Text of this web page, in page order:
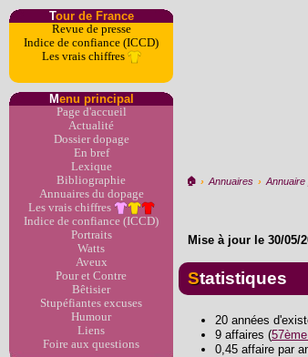
Tour de France
Revue de presse
Indice de confiance (ICCD)
Les vrais chiffres
Menu principal
Page d'accueil
Actualité
Dossier dopage
En bref
Lexique
Bibliographie
Annuaires du dopage
Les vrais chiffres
Indice de confiance (ICCD)
Portraits
Watts
Aveux
Pour et Contre
Bêtisier
Stupéfiantes excuses
Humour
Liens
Foire aux questions
🏠︎ › Annuaires › Annuaire
Mise à jour le 30/05/
Statistiques
20 années
9 affaires (
0,45 affaire par